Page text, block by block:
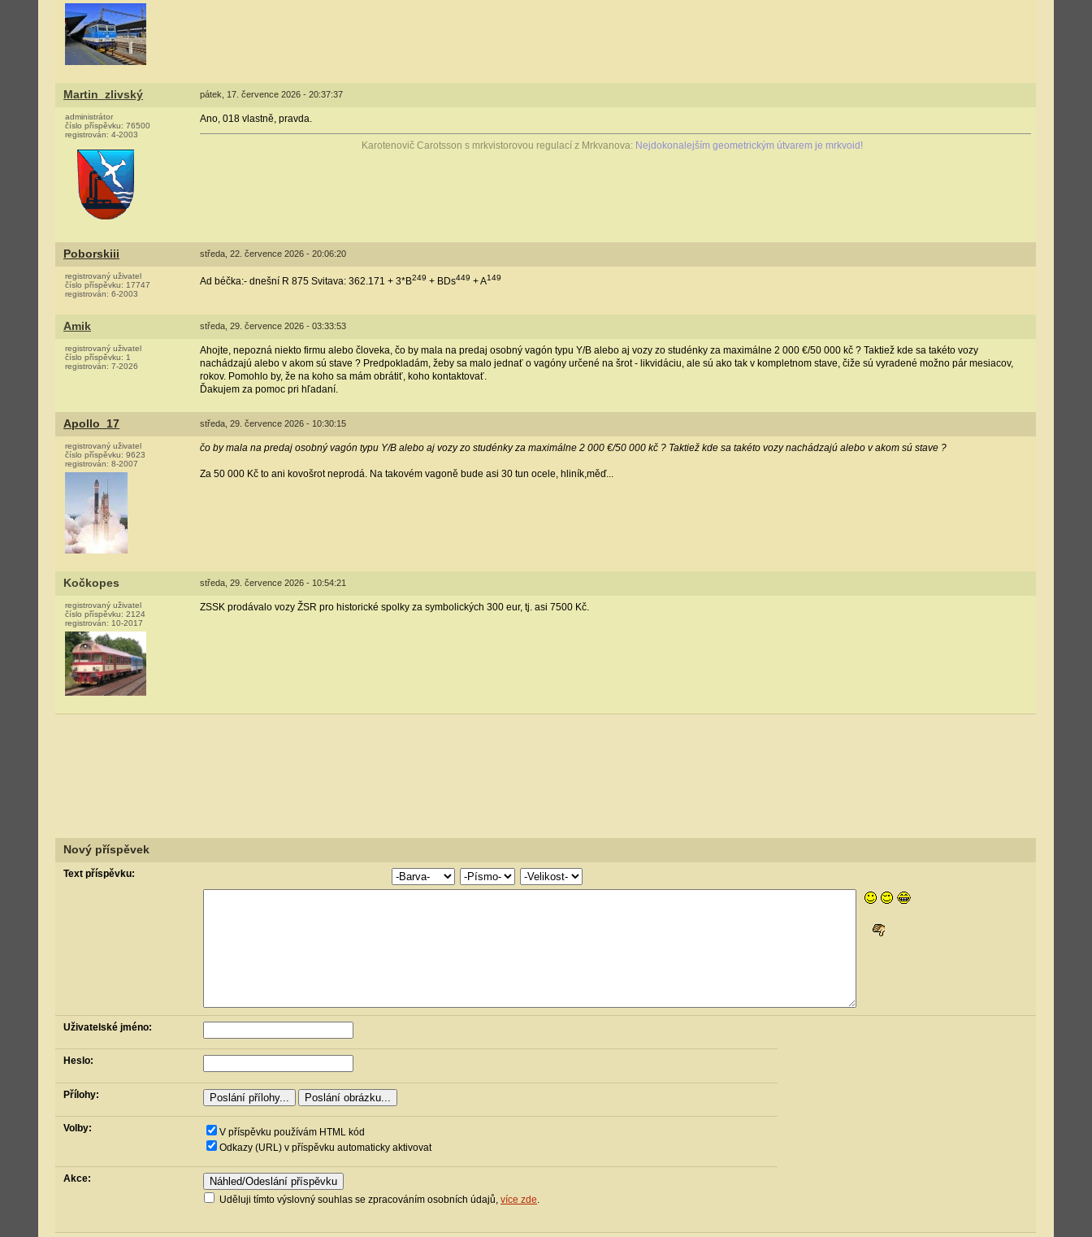
Martin_zlivský pátek, 17. července 2026 - 20:37:37
administrátor
číslo příspěvku: 76500
registrován: 4-2003
Ano, 018 vlastně, pravda.
Karotenovič Carotsson s mrkvistorovou regulací z Mrkvanova: Nejdokonalejším geometrickým útvarem je mrkvoid!
Poborskiii středa, 22. července 2026 - 20:06:20
registrovaný uživatel
číslo příspěvku: 17747
registrován: 6-2003
Ad béčka:- dnešní R 875 Svitava: 362.171 + 3*B249 + BDs449 + A149
Amik středa, 29. července 2026 - 03:33:53
registrovaný uživatel
číslo příspěvku: 1
registrován: 7-2026
Ahojte, nepozná niekto firmu alebo človeka, čo by mala na predaj osobný vagón typu Y/B alebo aj vozy zo studénky za maximálne 2 000 €/50 000 kč ? Taktiež kde sa takéto vozy
nachádzajú alebo v akom sú stave ? Predpokladám, žeby sa malo jednať o vagóny určené na šrot - likvidáciu, ale sú ako tak v kompletnom stave, čiže sú vyradené možno pár mesiacov,
rokov. Pomohlo by, že na koho sa mám obrátiť, koho kontaktovať.
Ďakujem za pomoc pri hľadaní.
Apollo_17 středa, 29. července 2026 - 10:30:15
registrovaný uživatel
číslo příspěvku: 9623
registrován: 8-2007
čo by mala na predaj osobný vagón typu Y/B alebo aj vozy zo studénky za maximálne 2 000 €/50 000 kč ? Taktiež kde sa takéto vozy nachádzajú alebo v akom sú stave ?
Za 50 000 Kč to ani kovošrot neprodá. Na takovém vagoně bude asi 30 tun ocele, hliník,měď...
Kočkopes středa, 29. července 2026 - 10:54:21
registrovaný uživatel
číslo příspěvku: 2124
registrován: 10-2017
ZSSK prodávalo vozy ŽSR pro historické spolky za symbolických 300 eur, tj. asi 7500 Kč.
Nový příspěvek
Text příspěvku:
Uživatelské jméno:
Heslo:
Přílohy:
Volby:
V příspěvku používám HTML kód
Odkazy (URL) v příspěvku automaticky aktivovat
Akce:
Uděluji tímto výslovný souhlas se zpracováním osobních údajů, více zde.